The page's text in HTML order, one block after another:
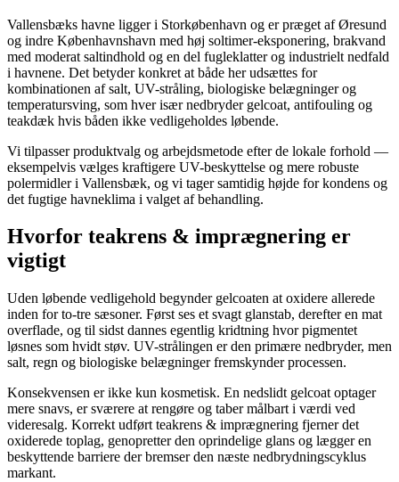
Vallensbæks havne ligger i Storkøbenhavn og er præget af Øresund
og indre Københavnshavn med høj soltimer-eksponering, brakvand
med moderat saltindhold og en del fugleklatter og industrielt nedfald
i havnene. Det betyder konkret at både her udsættes for
kombinationen af salt, UV-stråling, biologiske belægninger og
temperatursving, som hver især nedbryder gelcoat, antifouling og
teakdæk hvis båden ikke vedligeholdes løbende.
Vi tilpasser produktvalg og arbejdsmetode efter de lokale forhold —
eksempelvis vælges kraftigere UV-beskyttelse og mere robuste
polermidler i Vallensbæk, og vi tager samtidig højde for kondens og
det fugtige havneklima i valget af behandling.
Hvorfor teakrens & imprægnering er
vigtigt
Uden løbende vedligehold begynder gelcoaten at oxidere allerede
inden for to-tre sæsoner. Først ses et svagt glanstab, derefter en mat
overflade, og til sidst dannes egentlig kridtning hvor pigmentet
løsnes som hvidt støv. UV-strålingen er den primære nedbryder, men
salt, regn og biologiske belægninger fremskynder processen.
Konsekvensen er ikke kun kosmetisk. En nedslidt gelcoat optager
mere snavs, er sværere at rengøre og taber målbart i værdi ved
videresalg. Korrekt udført teakrens & imprægnering fjerner det
oxiderede toplag, genopretter den oprindelige glans og lægger en
beskyttende barriere der bremser den næste nedbrydningscyklus
markant.